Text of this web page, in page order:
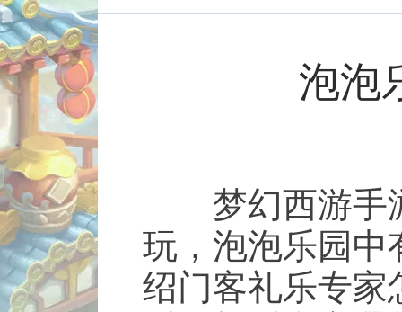
泡泡
梦幻西游手游
玩，泡泡乐园中
绍门客礼乐专家